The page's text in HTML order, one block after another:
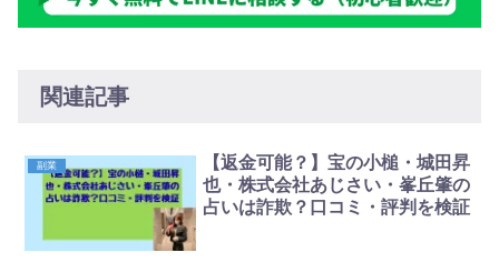
関連記事
副業
【返金可能？】宝の小槌・城田昇
也・株式会社あじさい・峯丘肇の
占いは詐欺？口コミ・評判を検証